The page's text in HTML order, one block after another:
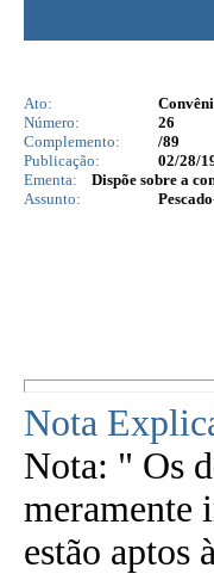
Ato:
Número:
26
Complemento:
/89
Publicação:
02/28/
Ementa:
Dispõe sobre a
Assunto:
Nota
Nota: " Os
meramente
estão aptos